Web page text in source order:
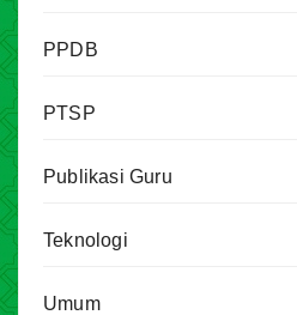
PPDB
PTSP
Publikasi Guru
Teknologi
Umum